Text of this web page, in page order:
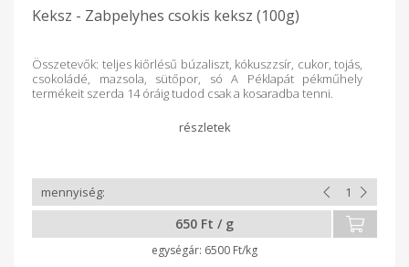
Keksz - Zabpelyhes csokis keksz (100g)
Összetevők: teljes kiőrlésű búzaliszt, kókuszzsír, cukor, tojás,
csokoládé, mazsola, sütőpor, só A Péklapát pékműhely
termékeit szerda 14 óráig tudod csak a kosaradba tenni.
650 Ft / g
6500 Ft/kg